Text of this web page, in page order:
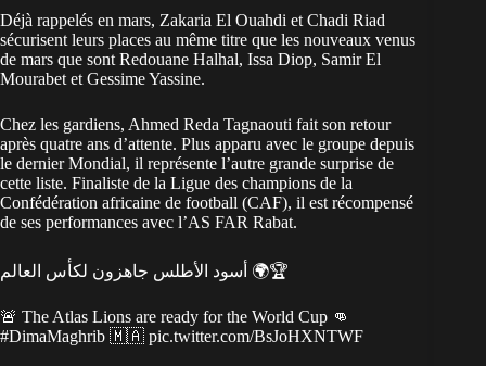
Déjà rappelés en mars, Zakaria El Ouahdi et Chadi Riad
sécurisent leurs places au même titre que les nouveaux venus
de mars que sont Redouane Halhal, Issa Diop, Samir El
Mourabet et Gessime Yassine.
Chez les gardiens, Ahmed Reda Tagnaouti fait son retour
après quatre ans d’attente. Plus apparu avec le groupe depuis
le dernier Mondial, il représente l’autre grande surprise de
cette liste. Finaliste de la Ligue des champions de la
Confédération africaine de football (CAF), il est récompensé
de ses performances avec l’AS FAR Rabat.
أسود الأطلس جاهزون لكأس العالم 🌍🏆
🚨 The Atlas Lions are ready for the World Cup 👊
#DimaMaghrib 🇲🇦 pic.twitter.com/BsJoHXNTWF